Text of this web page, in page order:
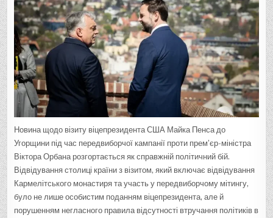
Новина щодо візиту віцепрезидента США Майка Пенса до
Угорщини під час передвиборчої кампанії проти прем’єр-міністра
Віктора Орбана розгортається як справжній політичний бій.
Відвідування столиці країни з візитом, який включає відвідування
Кармелітського монастиря та участь у передвиборчому мітингу,
було не лише особистим поданням віцепрезидента, але й
порушенням негласного правила відсутності втручання політиків в